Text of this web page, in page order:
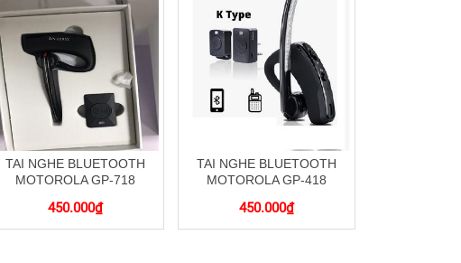
TAI NGHE BLUETOOTH
MOTOROLA GP-718
450.000₫
TAI NGHE BLUETOOTH
MOTOROLA GP-418
450.000₫